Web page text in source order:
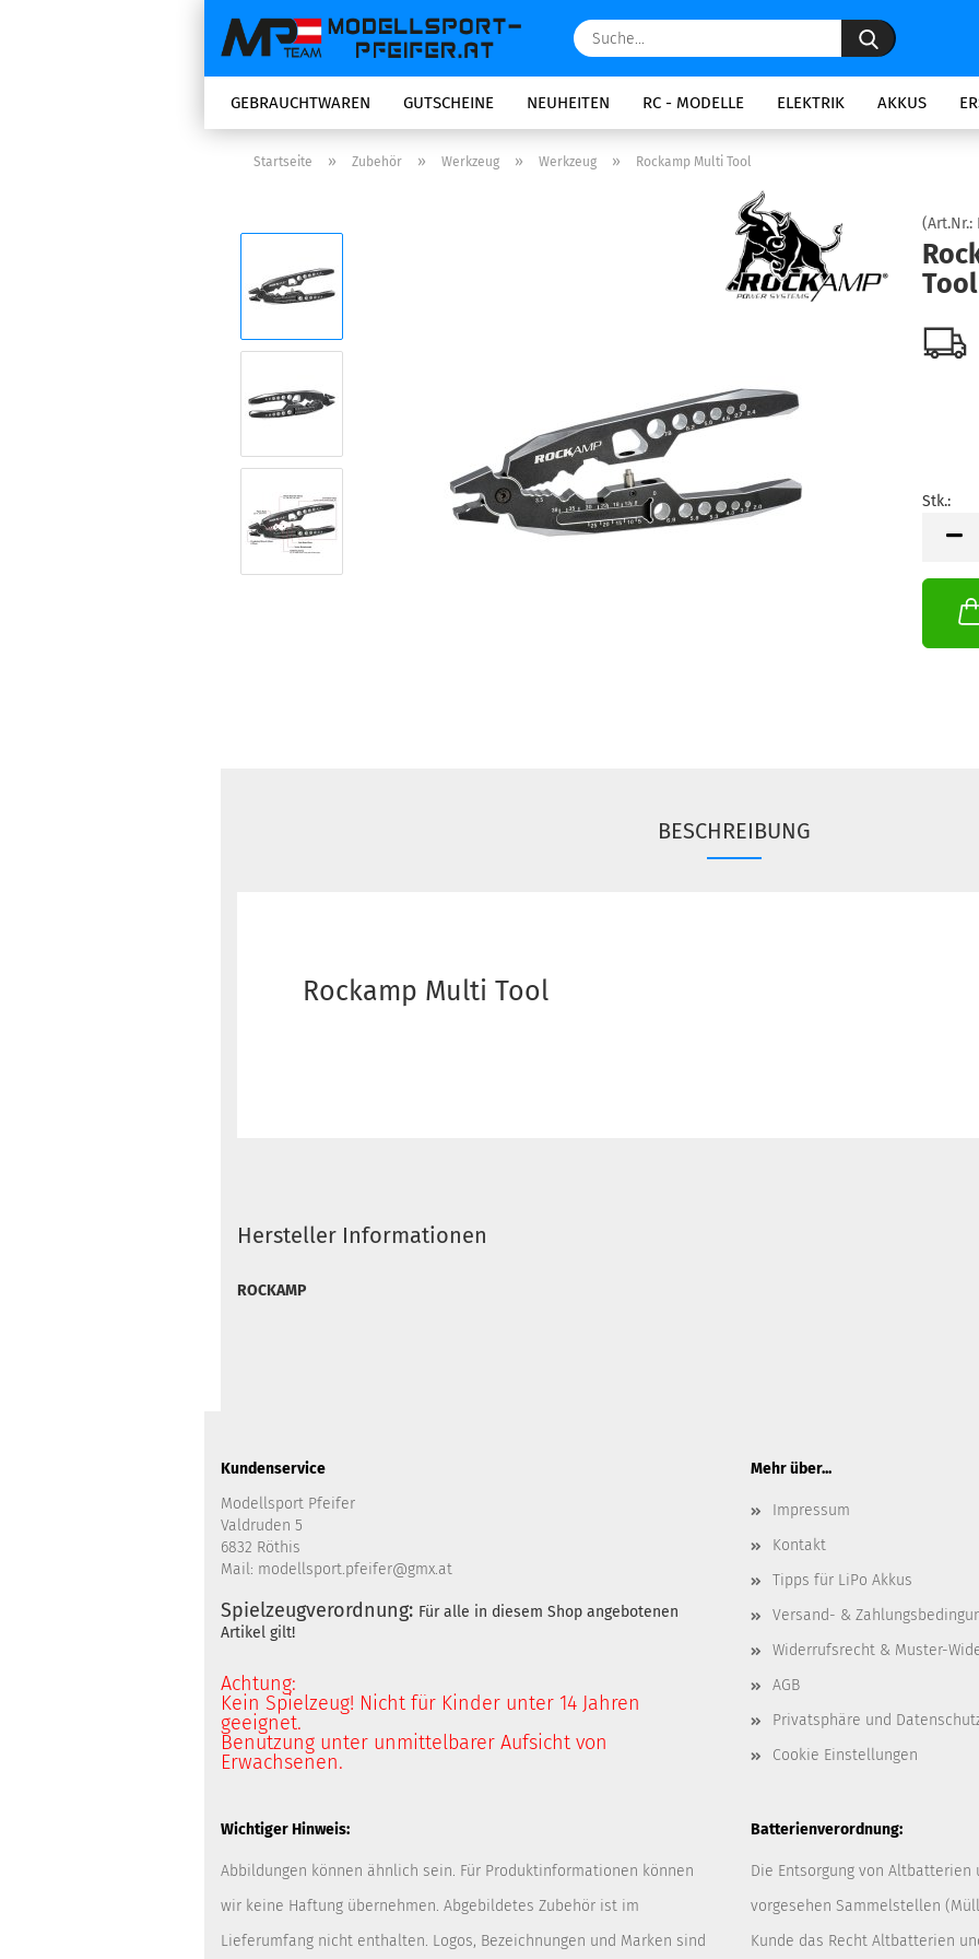
Suche...
GEBRAUCHTWAREN GUTSCHEINE NEUHEITEN RC - MODELLE ELEKTRIK AKKUS
Startseite » Zubehör » Werkzeug » Werkzeug » Rockamp Multi Tool
(Art.Nr.:
Tool
Stk.:
BESCHREIBUNG
Rockamp Multi Tool
Hersteller Informationen
ROCKAMP
Kundenservice
Modellsport Pfeifer
Valdruden 5
6832 Röthis
Mail: modellsport.pfeifer@gmx.at
Spielzeugverordnung: Für alle in diesem Shop angebotenen
Artikel gilt!
Achtung:
Kein Spielzeug! Nicht für Kinder unter 14 Jahren
geeignet.
Benutzung unter unmittelbarer Aufsicht von
Erwachsenen.
Mehr über...
Impressum
Kontakt
Tipps für LiPo Akkus
Versand- &
Widerrufsrecht & Muster-
AGB
Privatsphäre und
Cookie Einstellungen
Wichtiger Hinweis:
Abbildungen können ähnlich sein. Für Produktinformationen können
wir keine Haftung übernehmen. Abgebildetes Zubehör ist im
Lieferumfang nicht enthalten. Logos, Bezeichnungen und Marken sind
Batterienverordnung:
Die Entsorgung von
vorgesehen Sammelstellen
Kunde das Recht Altbatterien